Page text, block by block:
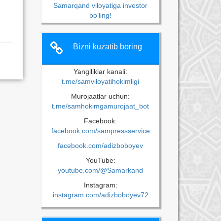
Samarqand viloyatiga investor
bo‘ling!
Bizni kuzatib boring
Yangiliklar kanali:
t.me/samviloyatihokimligi
Murojaatlar uchun:
t.me/samhokimgamurojaat_bot
Facebook:
facebook.com/sampressservice
facebook.com/adizboboyev
YouTube:
youtube.com/@Samarkand
Instagram:
instagram.com/adizboboyev72